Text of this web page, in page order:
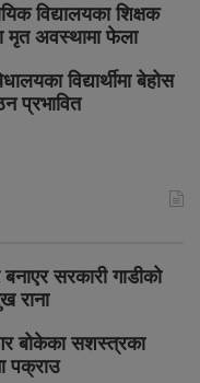
विद्यालयका शिक्षक
मृत अवस्थामा फेला
विद्यार्थीमा बेहोस
प्रभावित
सरकारी गाडीको
राना
बोकेका सशस्त्रका
पक्राउ